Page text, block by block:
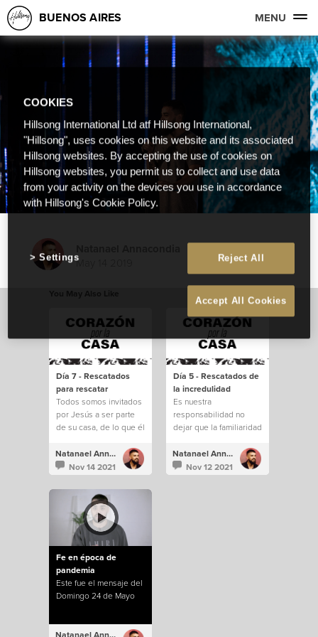
BUENOS AIRES MENU
May 14 2019
Día 7 - Rescatados
para rescatar
Todos somos invitados
por Jesús a ser parte
de su casa, de lo que él
Natanael Annacondia
Nov 14 2021
Día 5 - Rescatados de
la incredulidad
Es nuestra
responsabilidad no
dejar que la familiaridad
saquen de todo lo que
Dios tiene para
nosotros.
Natanael Annacondia
Nov 12 2021
Fe en época de
pandemia
Este fue el mensaje del
Domingo 24 de Mayo
COOKIES
Hillsong International Ltd atf Hillsong International,
"Hillsong", uses cookies on this website and its associated
Hillsong websites. By accepting the use of cookies on
Hillsong websites, you permit us to collect and use data
from your activity on the devices you use in accordance
with Hillsong's Cookie Policy.
Reject All
Accept All Cookies
Settings